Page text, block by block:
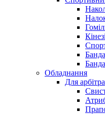
Обладнання
Для арбітра